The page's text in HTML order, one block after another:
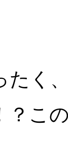
たく
？こ